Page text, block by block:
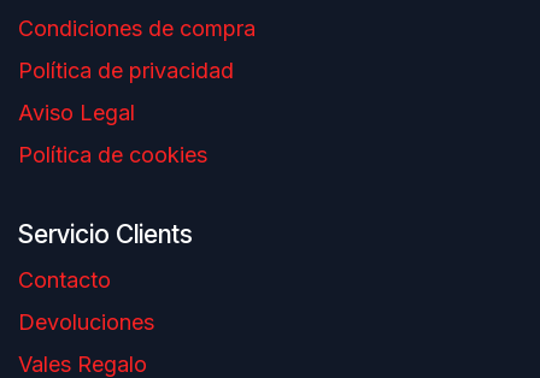
Condiciones de compra
Política de privacidad
Aviso Legal
Política de cookies
Servicio Clients
Contacto
Devoluciones
Vales Regalo